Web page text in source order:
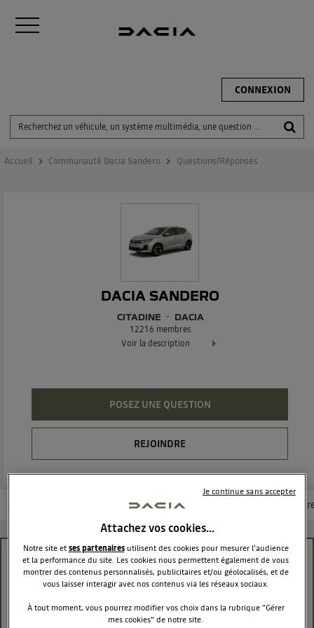
CONNEXION
Accueil Communauté Dacia Sandero Questions/Réponses
DACIA SANDERO
CITADINE DACIA
12216 membres
Voir la description
POSEZ UNE QUESTION
REJOINDRE
Les questions de la communauté Les articles Consultez la
Caméra avant
gath32212364
Attachez vos cookies…
Notre site etses partenairesutilisent des cookies pour mesurer l'audience
et la performance du site. Les cookies nous permettent également de vous
montrer des contenus personnalisés, publicitaires et/ou géolocalisés, et de
vous laisser interagir avec nos contenus via les réseaux sociaux.
À tout moment, vous pourrez modifier vos choix dans la rubrique "Gérer
mes cookies" de notre site.
Je continue sans accepter